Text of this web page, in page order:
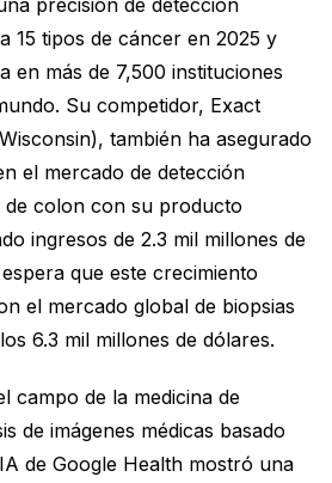
15 tipos de cáncer en 2025 y
en más de 7,500 instituciones
Su competidor, Exact
también ha asegurado
el mercado de detección
colon con su producto
ingresos de 2.3 mil millones de
que este crecimiento
el mercado global de biopsias
6.3 mil millones de dólares.
campo de la medicina de
de imágenes médicas basado
de Google Health mostró una